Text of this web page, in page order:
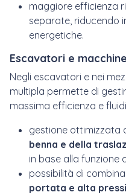
maggiore efficienza
separate, riducendo
energetiche.
Escavatori e
Negli escavatori e nei
multipla permette di
massima efficienza e
gestione ottimizzata
benna e della
in base alla funzione
possibilità di
portata e alta